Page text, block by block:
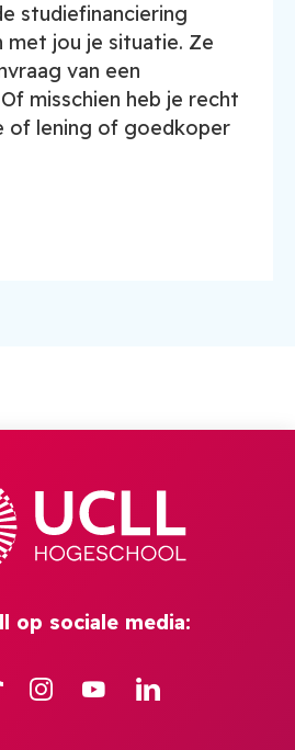
studiefinanciering
met jou je situatie. Ze
van een
misschien heb je recht
of lening of goedkoper
op sociale media:
TikTok Instagram
YouTube